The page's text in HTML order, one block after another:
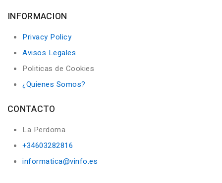
INFORMACION
Privacy Policy
Avisos Legales
Politicas de Cookies
¿Quienes Somos?
CONTACTO
La Perdoma
+34603282816
informatica@vinfo.es